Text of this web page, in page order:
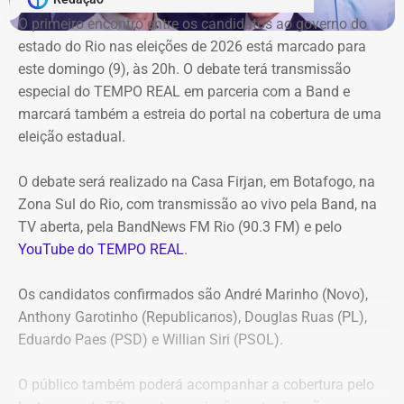
Ano
Benefici
ário
Órgão
pen
hos
Principais destinos e
2022 Ana
Larronda
Asti
Secretari
a do
Ambiente
R$
51.00
1,80
2 Portugal; Egito e Israel.
Queiroz
Costa
Civil
119.5
00,71
LIDE, Conferência da
de investimentos
2024 Victor
Travanca
s
Casa
R$
2,02
palácios Guanabara e
Rosa
Civil
228.6
Houston, Barcelona,
Duque de Caxias anule no prazo de 15 dias o contrato
firmado com a Geo Ambiental para o mesmo fim
(locação de maquinários e equipamentos). Na ocasião, a
Corte ordenou também a suspensão imediata dos
pagamentos decorrentes do acordo milionário, que
ultrapassava R$ 100 milhões.
Montebello Willeman, que apontou uma série de
irregularidades no planejamento da concorrência
eletrônica SRP nº 041/2025 e concluiu que os problemas
comprometem a competitividade do certame e, além
a Secretaria Municipal de Obras e Agricultura e a empresa
vencedora.
ausência de estudo comparativo entre a locação e a
O primeiro encontro entre os candidatos ao ⁠governo do
estado do Rio nas eleições de 2026 está marcado para
este domingo (9), às 20h. O debate terá transmissão
especial do TEMPO REAL em parceria com a Band e
marcará também a estreia do portal na cobertura de uma
eleição estadual.
O debate será realizado na Casa Firjan, em Botafogo, na
Zona Sul do Rio, com transmissão ao vivo pela Band, na
TV aberta, pela BandNews FM Rio (90.3 FM) e pelo
YouTube do TEMPO REAL.
Os candidatos confirmados são André Marinho (Novo),
Anthony Garotinho (Republicanos), Douglas Ruas (PL),
Eduardo Paes (PSD) e Willian Siri (PSOL).
O público também poderá acompanhar a cobertura pelo